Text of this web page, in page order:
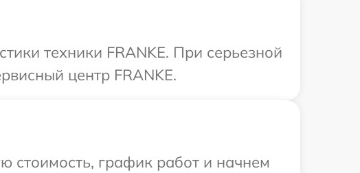
техники FRANKE. При серьезной
центр FRANKE.
стоимость, график работ и начнем